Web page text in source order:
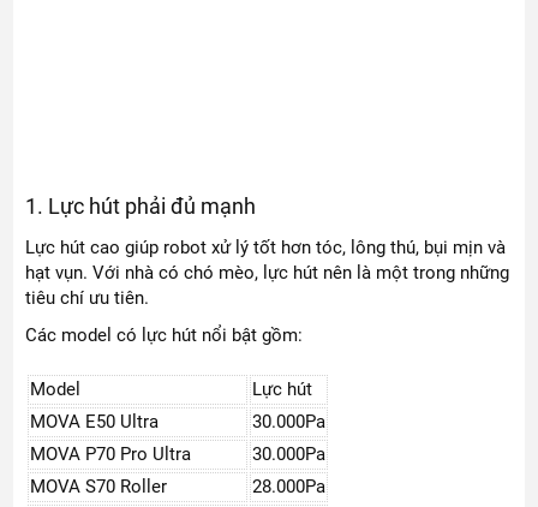
1. Lực hút phải đủ mạnh
Lực hút cao giúp robot xử lý tốt hơn tóc, lông thú, bụi mịn và
hạt vụn. Với nhà có chó mèo, lực hút nên là một trong những
tiêu chí ưu tiên.
Các model có lực hút nổi bật gồm:
Model
Lực hút
MOVA E50 Ultra
30.000Pa
MOVA P70 Pro Ultra
30.000Pa
MOVA S70 Roller
28.000Pa